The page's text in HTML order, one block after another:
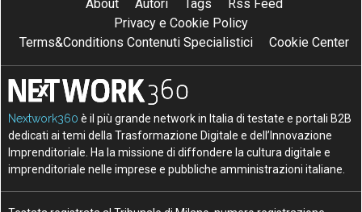
About Autori Tags
Rss Feed
Privacy e Cookie Policy
Terms&Conditions Contenuti Specialistici
Cookie Center
Nextwork360 è il più grande network in Italia di testate e portali B2B
dedicati ai temi della Trasformazione Digitale e dell’Innovazione
Imprenditoriale. Ha la missione di diffondere la cultura digitale e
imprenditoriale nelle imprese e pubbliche amministrazioni italiane.